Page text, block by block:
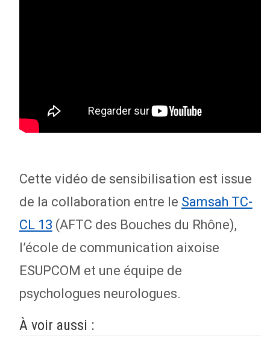
Cette vidéo de sensibilisation est issue
de la collaboration entre le Samsah TC-
CL 13 (AFTC des Bouches du Rhône),
l’école de communication aixoise
ESUPCOM et une équipe de
psychologues neurologues.
À voir aussi :